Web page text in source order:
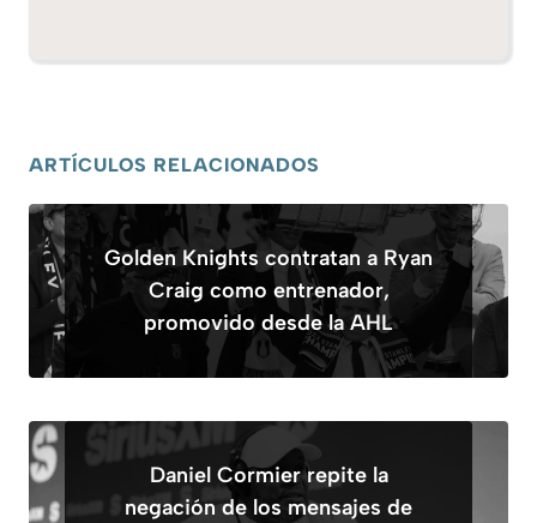
ARTÍCULOS RELACIONADOS
Golden Knights contratan a Ryan
Craig como entrenador,
promovido desde la AHL
Daniel Cormier repite la
negación de los mensajes de